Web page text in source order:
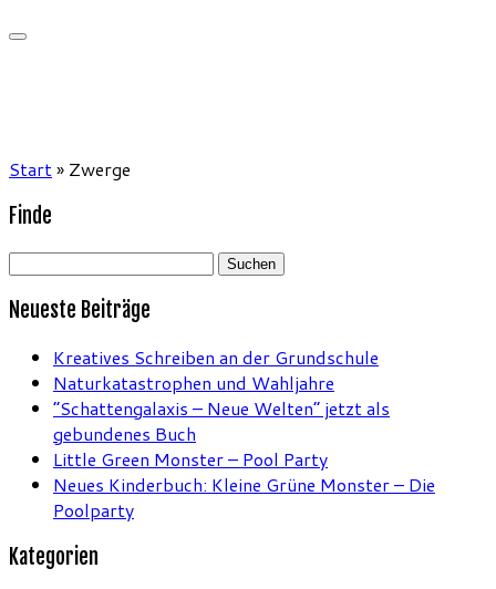
Start» Zwerge
Finde
Suchen
Neueste Beiträge
Kreatives Schreiben an der Grundschule
Naturkatastrophen und Wahljahre
“Schattengalaxis – Neue Welten” jetzt als
gebundenes Buch
Little Green Monster – Pool Party
Neues Kinderbuch: Kleine Grüne Monster – Die
Poolparty
Kategorien